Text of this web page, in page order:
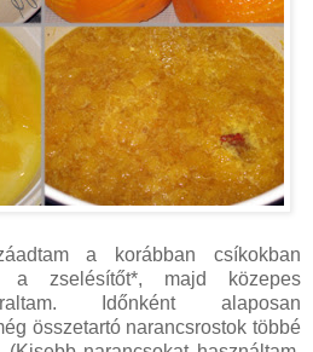
a korábban csíkokban
a zselésítőt*, majd közepes
Időnként alaposan
összetartó narancsrostok többé